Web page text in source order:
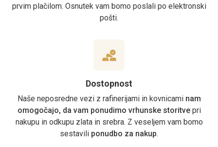
prvim plačilom. Osnutek vam bomo poslali po elektronski
pošti.
Dostopnost
Naše neposredne vezi z rafinerijami in kovnicami nam
omogočajo, da vam ponudimo vrhunske storitvepri
nakupu in odkupu zlata in srebra. Z veseljem vam bomo
sestavili ponudbo za nakup.